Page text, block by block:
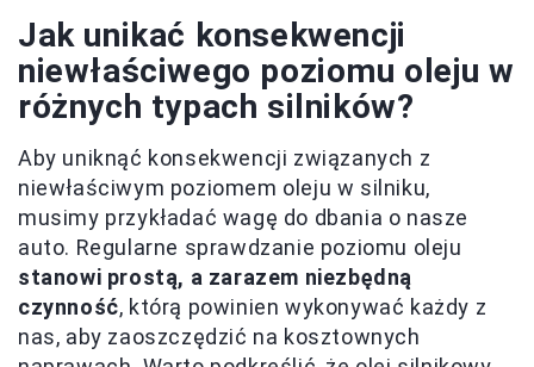
Jak unikać konsekwencji
niewłaściwego poziomu oleju w
różnych typach silników?
Aby uniknąć konsekwencji związanych z
niewłaściwym poziomem oleju w silniku,
musimy przykładać wagę do dbania o nasze
auto. Regularne sprawdzanie poziomu oleju
stanowi prostą, a zarazem niezbędną
czynność, którą powinien wykonywać każdy z
nas, aby zaoszczędzić na kosztownych